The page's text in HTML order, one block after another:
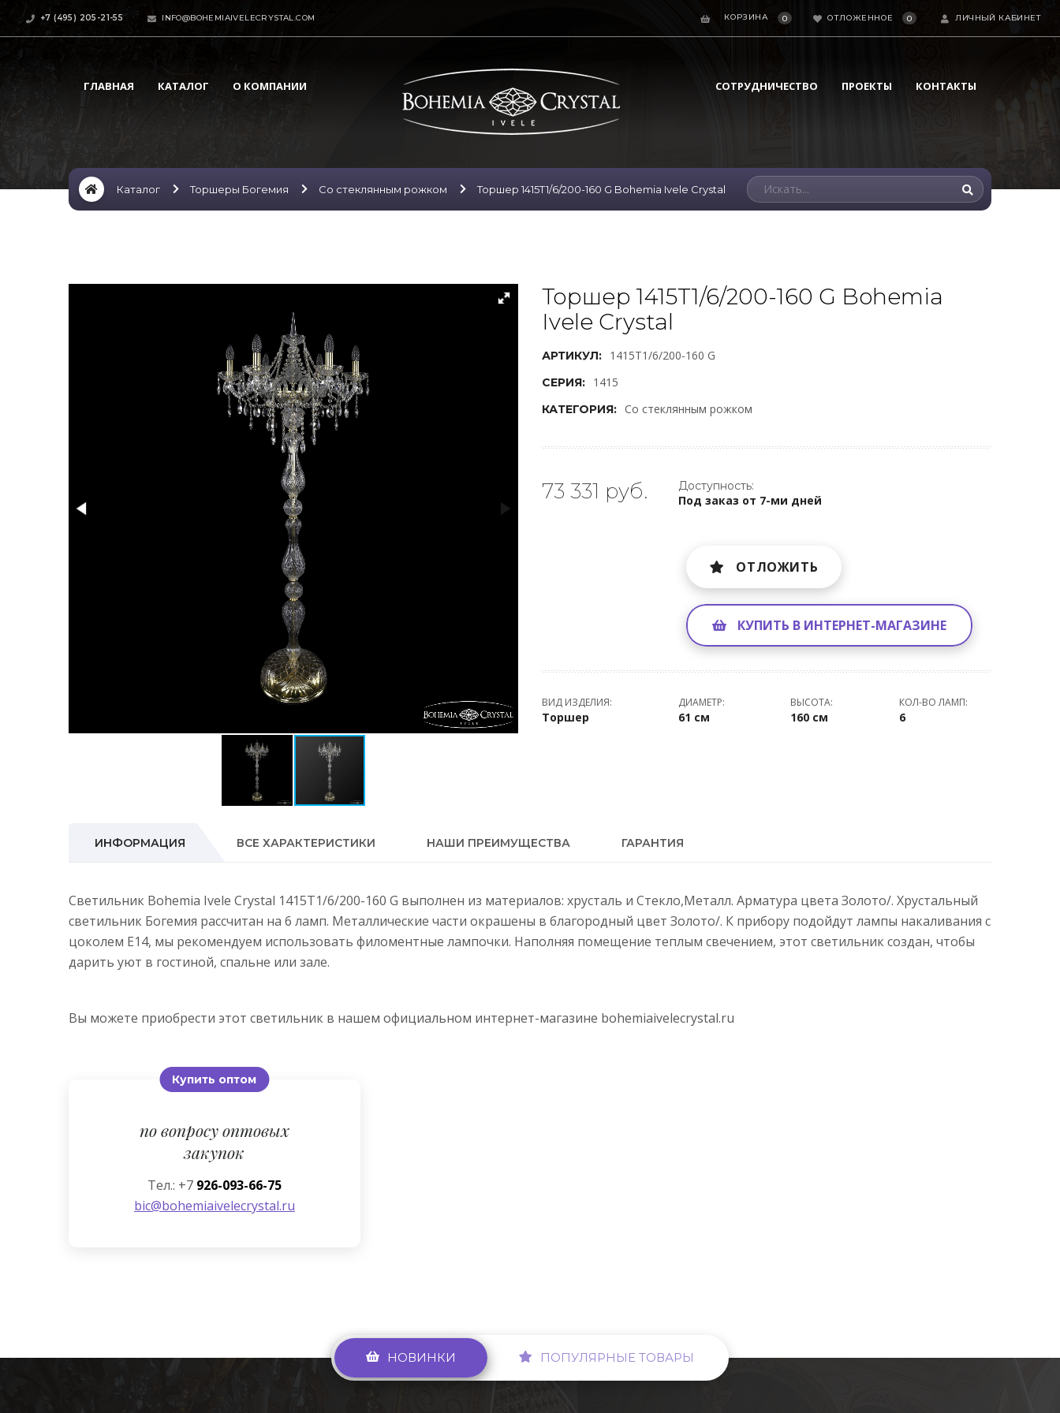
+7 (495) 205-21-55 INFO@BOHEMIAIVELECRYSTAL.COM КОРЗИНА 0 ОТЛОЖЕННОЕ 0 ЛИЧНЫЙ КАБИНЕТ
ГЛАВНАЯ КАТАЛОГ О КОМПАНИИ СОТРУДНИЧЕСТВО ПРОЕКТЫ КОНТАКТЫ
Каталог Торшеры Богемия Со стеклянным рожком Торшер 1415T1/6/200-160 G Bohemia Ivele Crystal
Торшер 1415T1/6/200-160 G Bohemia
Ivele Crystal
АРТИКУЛ: 1415T1/6/200-160 G
СЕРИЯ: 1415
КАТЕГОРИЯ: Со стеклянным рожком
73 331 руб. Доступность:
Под заказ от 7-ми дней
ОТЛОЖИТЬ
КУПИТЬ В ИНТЕРНЕТ-МАГАЗИНЕ
ВИД ИЗДЕЛИЯ:
Торшер
ДИАМЕТР:
61 см
ВЫСОТА:
160 см
КОЛ-ВО ЛАМП:
6
ИНФОРМАЦИЯ ВСЕ ХАРАКТЕРИСТИКИ НАШИ ПРЕИМУЩЕСТВА ГАРАНТИЯ
Светильник Bohemia Ivele Crystal 1415T1/6/200-160 G выполнен из материалов: хрусталь и Стекло,Металл. Арматура цвета Золото/. Хрустальный
светильник Богемия рассчитан на 6 ламп. Металлические части окрашены в благородный цвет Золото/. К прибору подойдут лампы накаливания с
цоколем E14, мы рекомендуем использовать филоментные лампочки. Наполняя помещение теплым свечением, этот светильник создан, чтобы
дарить уют в гостиной, спальне или зале.
Вы можете приобрести этот светильник в нашем официальном интернет-магазине bohemiaivelecrystal.ru
Купить оптом
по вопросу оптовых
закупок
Тел.: +7 926-093-66-75
bic@bohemiaivelecrystal.ru
НОВИНКИ ПОПУЛЯРНЫЕ ТОВАРЫ